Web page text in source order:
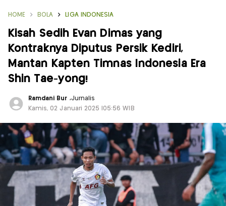
HOME BOLA LIGA INDONESIA
Kisah Sedih Evan Dimas yang
Kontraknya Diputus Persik Kediri,
Mantan Kapten Timnas Indonesia Era
Shin Tae-yong!
Ramdani Bur ,Jurnalis
Kamis, 02 Januari 2025 |05:56 WIB